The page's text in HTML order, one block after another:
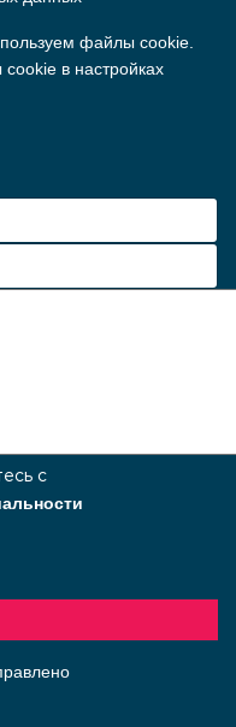
файлы cookie.
в настройках
с